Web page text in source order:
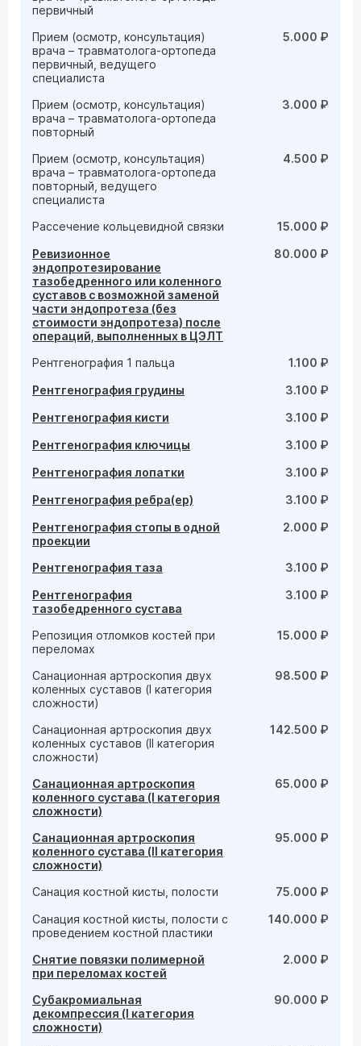
первичный
Прием (осмотр, консультация)
врача – травматолога-ортопеда
первичный, ведущего
специалиста
5.000 ₽
Прием (осмотр, консультация)
врача – травматолога-ортопеда
повторный
3.000 ₽
Прием (осмотр, консультация)
врача – травматолога-ортопеда
повторный, ведущего
специалиста
4.500 ₽
Рассечение кольцевидной связки
15.000 ₽
Ревизионное
эндопротезирование
тазобедренного или коленного
суставов с возможной заменой
части эндопротеза (без
стоимости эндопротеза) после
операций, выполненных в ЦЭЛТ
80.000 ₽
Рентгенография 1 пальца
1.100 ₽
Рентгенография грудины
3.100 ₽
Рентгенография кисти
3.100 ₽
Рентгенография ключицы
3.100 ₽
Рентгенография лопатки
3.100 ₽
Рентгенография ребра(ер)
3.100 ₽
Рентгенография стопы в одной
проекции
2.000 ₽
Рентгенография таза
3.100 ₽
Рентгенография
тазобедренного сустава
3.100 ₽
Репозиция отломков костей при
переломах
15.000 ₽
Санационная артроскопия двух
коленных суставов (I категория
сложности)
98.500 ₽
Санационная артроскопия двух
коленных суставов (II категория
сложности)
142.500 ₽
Санационная артроскопия
коленного сустава (I категория
сложности)
65.000 ₽
Санационная артроскопия
коленного сустава (II категория
сложности)
95.000 ₽
Санация костной кисты, полости
75.000 ₽
Санация костной кисты, полости с
проведением костной пластики
140.000 ₽
Снятие повязки полимерной
при переломах костей
2.000 ₽
Субакромиальная
декомпрессия (I категория
сложности)
90.000 ₽